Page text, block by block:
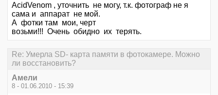
AcidVenom , уточнить не могу, т.к. фотограф не я
сама и аппарат не мой.
А фотки там мои, черт
возьми!!! Очень обидно их терять.
Re: Умерла SD- карта памяти в фотокамере. Можно
ли восстановить?
Амели
8 - 01.06.2010 - 15:39